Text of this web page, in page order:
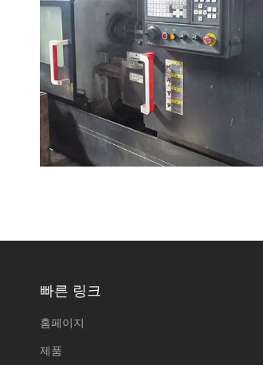
빠른 링크
홈페이지
제품